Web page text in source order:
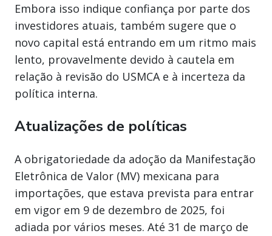
Embora isso indique confiança por parte dos
investidores atuais, também sugere que o
novo capital está entrando em um ritmo mais
lento, provavelmente devido à cautela em
relação à revisão do USMCA e à incerteza da
política interna.
Atualizações de políticas
A obrigatoriedade da adoção da Manifestação
Eletrônica de Valor (MV) mexicana para
importações, que estava prevista para entrar
em vigor em 9 de dezembro de 2025, foi
adiada por vários meses. Até 31 de março de